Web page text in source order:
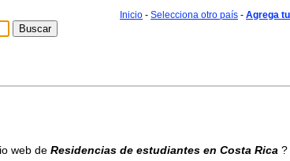
Inicio - Selecciona otro país - Agrega
web de Residencias de estudiantes en Costa Rica ?